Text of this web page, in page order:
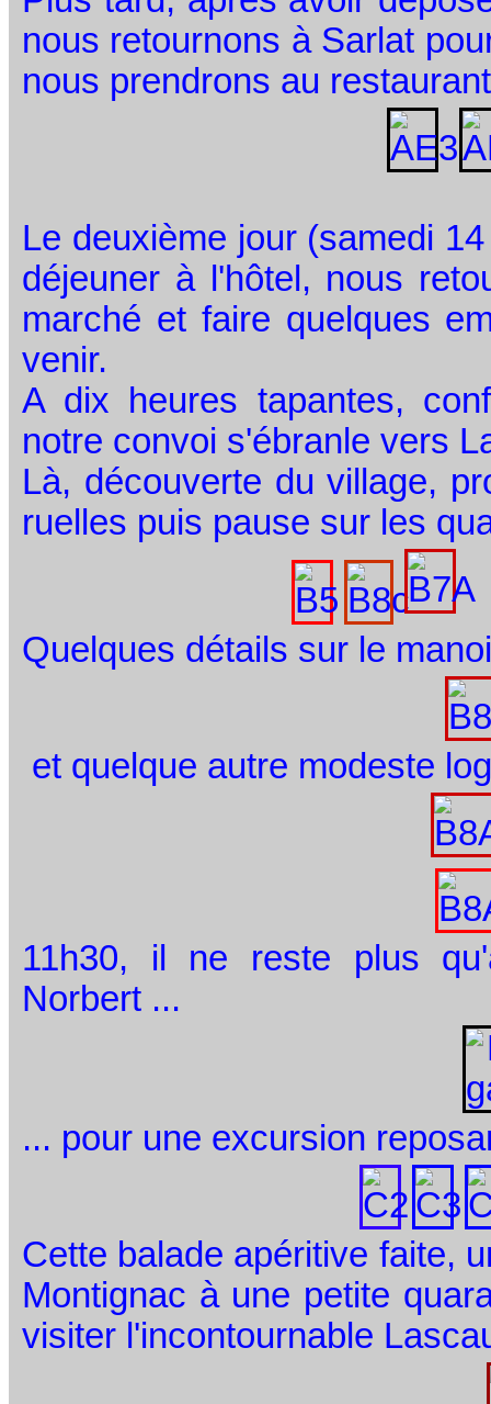
nous retournons à Sarlat
nous prendrons au
Le deuxième jour (samedi
déjeuner à l'hôtel, nous
marché et faire quelques
venir.
A dix heures tapantes,
notre convoi s'ébranle vers
Là, découverte du village,
ruelles puis pause sur les
Quelques détails sur le
et quelque autre modeste
11h30, il ne reste plus
Norbert ...
... pour une excursion
Cette balade apéritive faite,
Montignac à une petite
visiter l'incontournable